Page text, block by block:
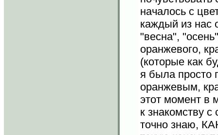
началось с
каждый из нас
"весна",
оранжевого,
(которые как
я была просто
оранжевым,
этот момент в
к знакомству
точно знаю,